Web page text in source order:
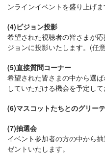
ンラインイベントを盛り上げま
(4)ビジョン投影
希望された視聴者の皆さまが
ジョンに投影いたします。(任
(5)直接質問コーナー
希望された皆さまの中から選
していただける機会を予定して
(6)マスコットたちとのグリー
(7)抽選会
イベント参加者の方の中から
ゼントいたします。